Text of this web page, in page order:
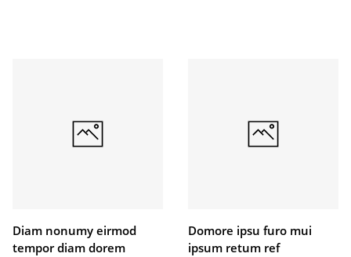
Diam nonumy eirmod
tempor diam dorem
Domore ipsu furo mui
ipsum retum ref